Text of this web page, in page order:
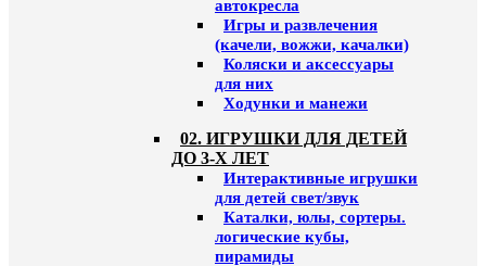
автокресла
Игры и развлечения
(качели, вожжи, качалки)
Коляски и аксессуары
для них
Ходунки и манежи
02. ИГРУШКИ ДЛЯ ДЕТЕЙ
ДО 3-Х ЛЕТ
Интерактивные игрушки
для детей свет/звук
Каталки, юлы, сортеры.
логические кубы,
пирамиды